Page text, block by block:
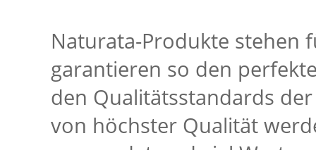
Naturata-Produkte stehen
garantieren so den
den Qualitätsstandards
von höchster Qualität